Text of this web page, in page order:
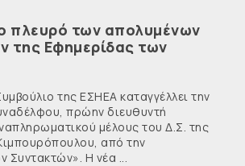
πλευρό των απολυμένων
της Εφημερίδας των
της ΕΣΗΕΑ καταγγέλλει την
πρώην διευθυντή
μέλους του Δ.Σ. της
από την
Συντακτών». Η νέα ...